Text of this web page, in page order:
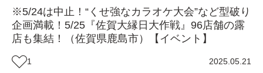
※5/24は中止！“くせ強なカラオケ大会”など型破り
企画満載！5/25『佐賀大縁日大作戦』96店舗の露
店も集結！（佐賀県鹿島市）【イベント】
1 2025.05.21